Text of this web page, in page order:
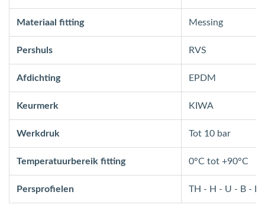
Materiaal fitting Messing
Pershuls RVS
Afdichting EPDM
Keurmerk KIWA
Werkdruk Tot 10 bar
Temperatuurbereik fitting 0°C tot +90°C
Persprofielen TH - H - U - B - F